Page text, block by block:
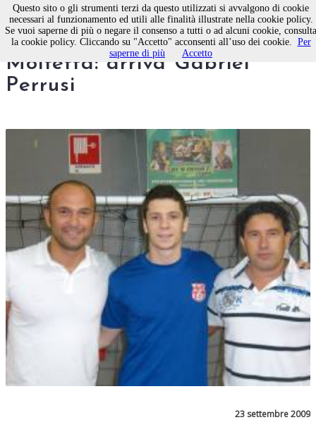
Terzo brasiliano per il Real
Molfetta: arriva Gabriel
Perrusi
23 settembre 2009
Questo sito o gli strumenti terzi da questo utilizzati si avvalgono di cookie
necessari al funzionamento ed utili alle finalità illustrate nella cookie policy.
Se vuoi saperne di più o negare il consenso a tutti o ad alcuni cookie, consulta
la cookie policy. Cliccando su "Accetto" acconsenti all’uso dei cookie. Per
saperne di più
Accetto